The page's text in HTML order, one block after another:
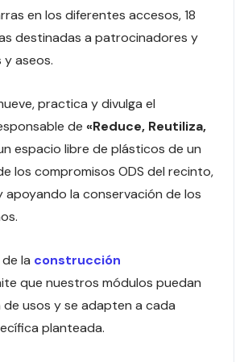
en los diferentes accesos, 18
destinadas a patrocinadores y
aseos.
practica y divulga el
de «Reduce, Reutiliza,
espacio libre de plásticos de un
los compromisos ODS del recinto,
apoyando la conservación de los
la construcción
que nuestros módulos puedan
de usos y se adapten a cada
planteada.